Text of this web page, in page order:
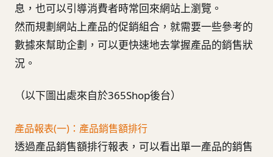
息，也可以引導消費者時常回來網站上瀏覽。
然而規劃網站上產品的促銷組合，就需要一些參考的
數據來幫助企劃，可以更快速地去掌握產品的銷售狀
況。
（以下圖出處來自於365Shop後台）
產品報表(一)：產品銷售額排行
透過產品銷售額排行報表，可以看出單一產品的銷售